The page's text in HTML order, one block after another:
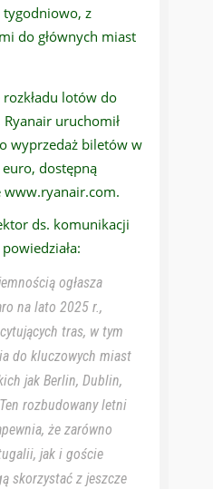
z
do głównych miast
lotów do
uruchomił
wyprzedaż biletów w
dostępną
www.ryanair.com.
ds. komunikacji
ogłasza
na lato 2025 r.,
tras, w tym
do kluczowych miast
jak Berlin, Dublin,
rozbudowany letni
że ​​zarówno
jak i goście
skorzystać z jeszcze